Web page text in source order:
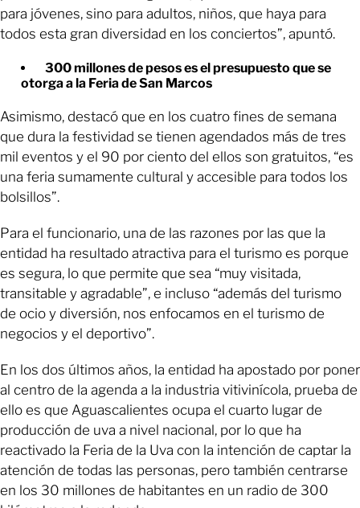
para jóvenes, sino para adultos, niños, que haya para
todos esta gran diversidad en los conciertos”, apuntó.
300 millones de pesos es el presupuesto que se
otorga a la Feria de San Marcos
Asimismo, destacó que en los cuatro fines de semana
que dura la festividad se tienen agendados más de tres
mil eventos y el 90 por ciento del ellos son gratuitos, “es
una feria sumamente cultural y accesible para todos los
bolsillos”.
Para el funcionario, una de las razones por las que la
entidad ha resultado atractiva para el turismo es porque
es segura, lo que permite que sea “muy visitada,
transitable y agradable”, e incluso “además del turismo
de ocio y diversión, nos enfocamos en el turismo de
negocios y el deportivo”.
En los dos últimos años, la entidad ha apostado por poner
al centro de la agenda a la industria vitivinícola, prueba de
ello es que Aguascalientes ocupa el cuarto lugar de
producción de uva a nivel nacional, por lo que ha
reactivado la Feria de la Uva con la intención de captar la
atención de todas las personas, pero también centrarse
en los 30 millones de habitantes en un radio de 300